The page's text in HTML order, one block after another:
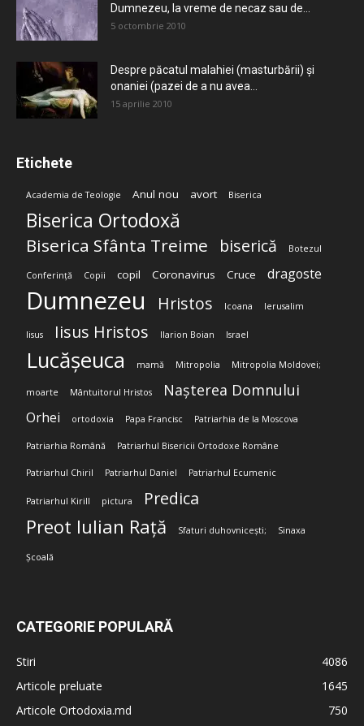
Dumnezeu, la vreme de necaz sau de...
5 octombrie 2010
Despre păcatul malahiei (masturbării) şi
onaniei (pazei de a nu avea...
15 aprilie 2010
Etichete
Academia de Teologie Anul nou avort Biserica
Biserica Ortodoxă
Biserica Sfânta Treime biserică Botezul
Conferință Copii copil Coronavirus Cruce dragoste
Dumnezeu Hristos Icoana Ierusalim
Iisus Iisus Hristos Ilarion Boian Israel
Lucășeuca mamă Mitropolia Mitropolia Moldovei;
moarte Mântuitorul Hristos Nașterea Domnului
Orhei ortodoxia Papa Francisc Patriarhia de la Moscova
Patriarhia Română Patriarhul Bisericii Ortodoxe Române
Patriarhul Chiril Patriarhul Daniel Patriarhul Ecumenic
Patriarhul Kirill pictura Predica
Preot Iulian Rață Sfaturi duhovnicești; Sinaxa
Școală
CATEGORIE POPULARĂ
Stiri
4086
Articole preluate
1645
Articole Ortodoxia.md
750